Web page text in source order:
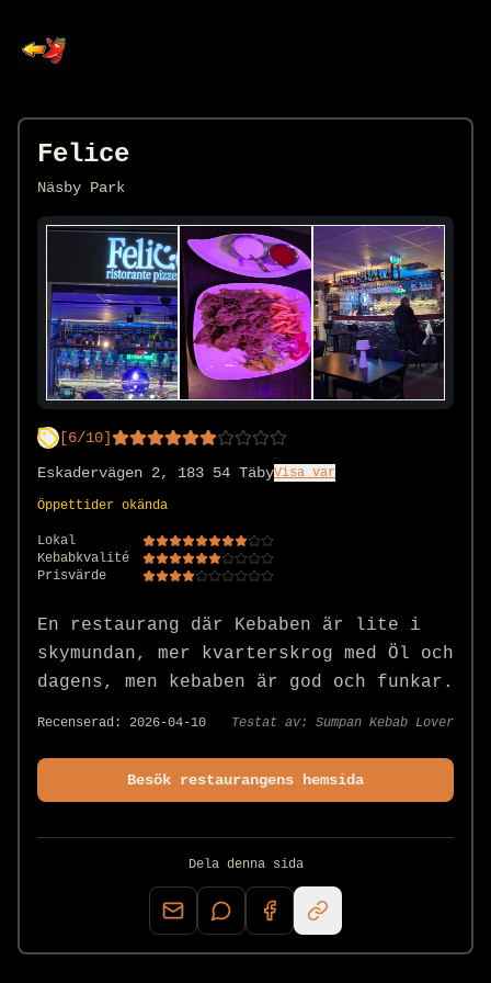
Felice
Näsby Park
[6/10]
Eskadervägen 2, 183 54 TäbyVisa var
Öppettider okända
Lokal
Kebabkvalité
Prisvärde
En restaurang där Kebaben är lite i
skymundan, mer kvarterskrog med Öl och
dagens, men kebaben är god och funkar.
Recenserad: 2026-04-10 Testat av: Sumpan Kebab Lover
Besök restaurangens hemsida
Dela denna sida